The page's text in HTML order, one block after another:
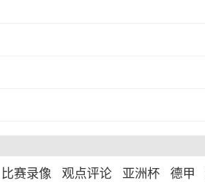
比赛录像 观点评论 亚洲杯 德甲